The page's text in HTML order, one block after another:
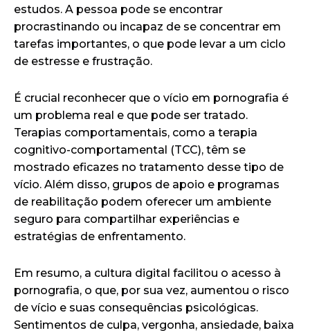
estudos. A pessoa pode se encontrar
procrastinando ou incapaz de se concentrar em
tarefas importantes, o que pode levar a um ciclo
de estresse e frustração.
É crucial reconhecer que o vício em pornografia é
um problema real e que pode ser tratado.
Terapias comportamentais, como a terapia
cognitivo-comportamental (TCC), têm se
mostrado eficazes no tratamento desse tipo de
vício. Além disso, grupos de apoio e programas
de reabilitação podem oferecer um ambiente
seguro para compartilhar experiências e
estratégias de enfrentamento.
Em resumo, a cultura digital facilitou o acesso à
pornografia, o que, por sua vez, aumentou o risco
de vício e suas consequências psicológicas.
Sentimentos de culpa, vergonha, ansiedade, baixa